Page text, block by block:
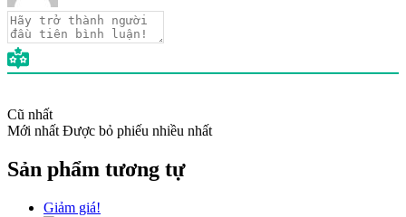
Cũ nhất
Mới nhất Được bỏ phiếu nhiều nhất
Sản phẩm tương tự
Giảm giá!